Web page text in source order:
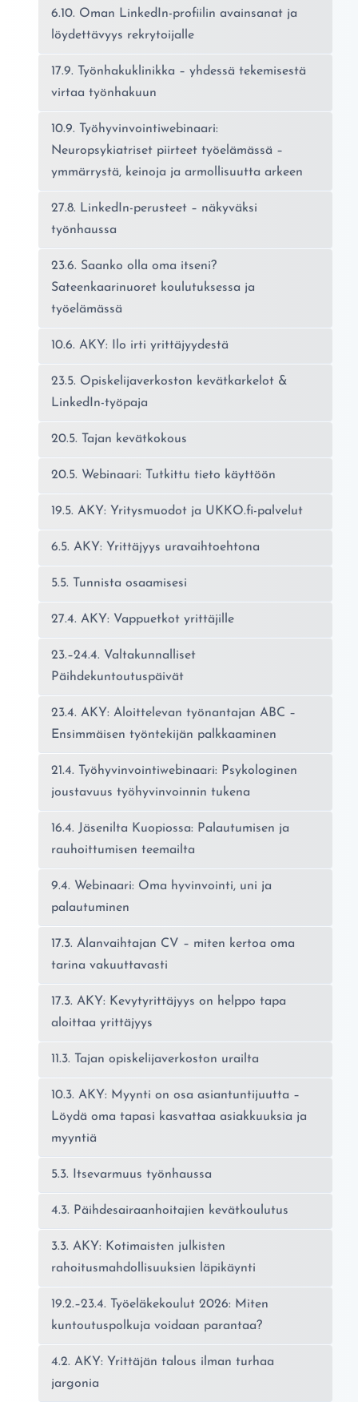
6.10. Oman LinkedIn-profiilin avainsanat ja
löydettävyys rekrytoijalle
17.9. Työnhakuklinikka – yhdessä tekemisestä
virtaa työnhakuun
10.9. Työhyvinvointiwebinaari:
Neuropsykiatriset piirteet työelämässä –
ymmärrystä, keinoja ja armollisuutta arkeen
27.8. LinkedIn-perusteet – näkyväksi
työnhaussa
23.6. Saanko olla oma itseni?
Sateenkaarinuoret koulutuksessa ja
työelämässä
10.6. AKY: Ilo irti yrittäjyydestä
23.5. Opiskelijaverkoston kevätkarkelot &
LinkedIn-työpaja
20.5. Tajan kevätkokous
20.5. Webinaari: Tutkittu tieto käyttöön
19.5. AKY: Yritysmuodot ja UKKO.fi-palvelut
6.5. AKY: Yrittäjyys uravaihtoehtona
5.5. Tunnista osaamisesi
27.4. AKY: Vappuetkot yrittäjille
23.–24.4. Valtakunnalliset
Päihdekuntoutuspäivät
23.4. AKY: Aloittelevan työnantajan ABC –
Ensimmäisen työntekijän palkkaaminen
21.4. Työhyvinvointiwebinaari: Psykologinen
joustavuus työhyvinvoinnin tukena
16.4. Jäsenilta Kuopiossa: Palautumisen ja
rauhoittumisen teemailta
9.4. Webinaari: Oma hyvinvointi, uni ja
palautuminen
17.3. Alanvaihtajan CV – miten kertoa oma
tarina vakuuttavasti
17.3. AKY: Kevytyrittäjyys on helppo tapa
aloittaa yrittäjyys
11.3. Tajan opiskelijaverkoston urailta
10.3. AKY: Myynti on osa asiantuntijuutta –
Löydä oma tapasi kasvattaa asiakkuuksia ja
myyntiä
5.3. Itsevarmuus työnhaussa
4.3. Päihdesairaanhoitajien kevätkoulutus
3.3. AKY: Kotimaisten julkisten
rahoitusmahdollisuuksien läpikäynti
19.2.–23.4. Työeläkekoulut 2026: Miten
kuntoutuspolkuja voidaan parantaa?
4.2. AKY: Yrittäjän talous ilman turhaa
jargonia